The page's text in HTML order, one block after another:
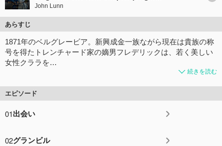
John Lunn
あらすじ
1871年のベルグレービア。新興成金一族ながら現在は貴族の称
号を得たトレンチャード家の嫡男フレデリックは、若く美しい
女性クララを…
続きを読む
エピソード
01出会い
02グランビル